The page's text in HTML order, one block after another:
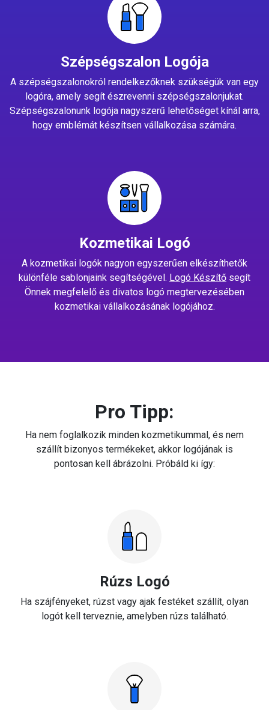
Szépségszalon Logója
A szépségszalonokról rendelkezőknek szükségük van egy
logóra, amely segít észrevenni szépségszalonjukat.
Szépségszalonunk logója nagyszerű lehetőséget kínál arra,
hogy emblémát készítsen vállalkozása számára.
Kozmetikai Logó
A kozmetikai logók nagyon egyszerűen elkészíthetők
különféle sablonjaink segítségével. Logó Készítő segít
Önnek megfelelő és divatos logó megtervezésében
kozmetikai vállalkozásának logójához.
Pro Tipp:
Ha nem foglalkozik minden kozmetikummal, és nem
szállít bizonyos termékeket, akkor logójának is
pontosan kell ábrázolni. Próbáld ki így:
Rúzs Logó
Ha szájfényeket, rúzst vagy ajak festéket szállít, olyan
logót kell terveznie, amelyben rúzs található.